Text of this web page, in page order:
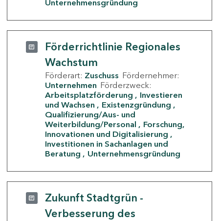
Unternehmensgründung
Förderrichtlinie Regionales
Wachstum
Förderart: Zuschuss Fördernehmer:
Unternehmen Förderzweck:
Arbeitsplatzförderung
Investieren
und Wachsen
Existenzgründung
Qualifizierung/Aus- und
Weiterbildung/Personal
Forschung,
Innovationen und Digitalisierung
Investitionen in Sachanlagen und
Beratung
Unternehmensgründung
Zukunft Stadtgrün -
Verbesserung des